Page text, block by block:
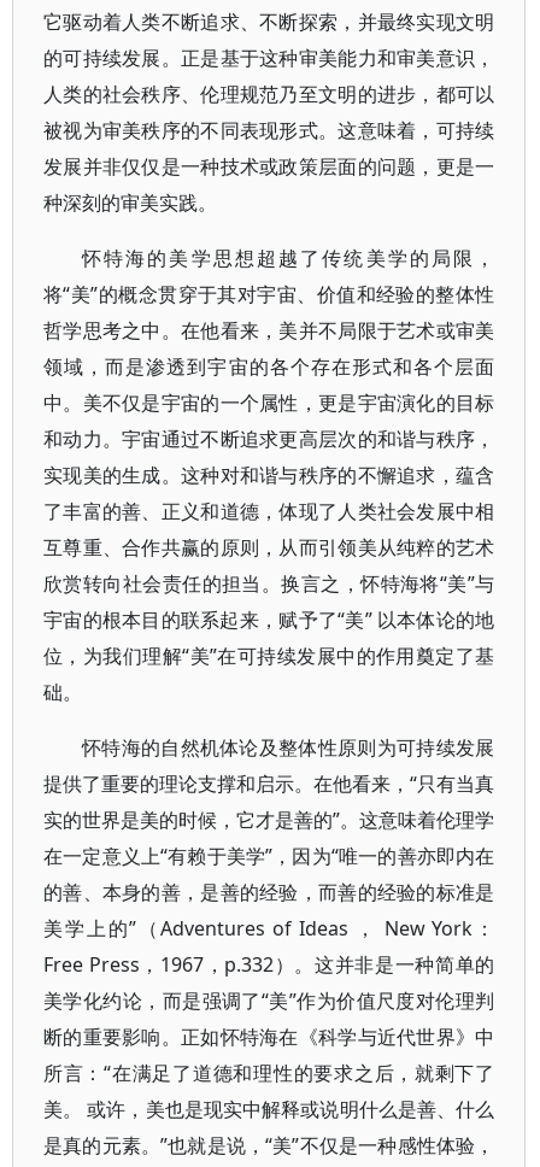
它驱动着人类不断追求、不断探索，并最终实现文明
的可持续发展。正是基于这种审美能力和审美意识，
人类的社会秩序、伦理规范乃至文明的进步，都可以
被视为审美秩序的不同表现形式。这意味着，可持续
发展并非仅仅是一种技术或政策层面的问题，更是一
种深刻的审美实践。
怀特海的美学思想超越了传统美学的局限，
将“美”的概念贯穿于其对宇宙、价值和经验的整体性
哲学思考之中。在他看来，美并不局限于艺术或审美
领域，而是渗透到宇宙的各个存在形式和各个层面
中。美不仅是宇宙的一个属性，更是宇宙演化的目标
和动力。宇宙通过不断追求更高层次的和谐与秩序，
实现美的生成。这种对和谐与秩序的不懈追求，蕴含
了丰富的善、正义和道德，体现了人类社会发展中相
互尊重、合作共赢的原则，从而引领美从纯粹的艺术
欣赏转向社会责任的担当。换言之，怀特海将“美”与
宇宙的根本目的联系起来，赋予了“美” 以本体论的地
位，为我们理解“美”在可持续发展中的作用奠定了基
础。
怀特海的自然机体论及整体性原则为可持续发展
提供了重要的理论支撑和启示。在他看来，“只有当真
实的世界是美的时候，它才是善的”。这意味着伦理学
在一定意义上“有赖于美学”，因为“唯一的善亦即内在
的善、本身的善，是善的经验，而善的经验的标准是
美学上的”（Adventures of Ideas ， New York：
Free Press，1967，p.332）。这并非是一种简单的
美学化约论，而是强调了“美”作为价值尺度对伦理判
断的重要影响。正如怀特海在《科学与近代世界》中
所言：“在满足了道德和理性的要求之后，就剩下了
美。 或许，美也是现实中解释或说明什么是善、什么
是真的元素。”也就是说，“美”不仅是一种感性体验，